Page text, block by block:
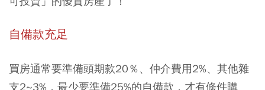
自備款充足
買房通常要準備頭期款20％、仲介費用2%、其他雜
支2~3%，最少要準備25%的自備款，才有條件購